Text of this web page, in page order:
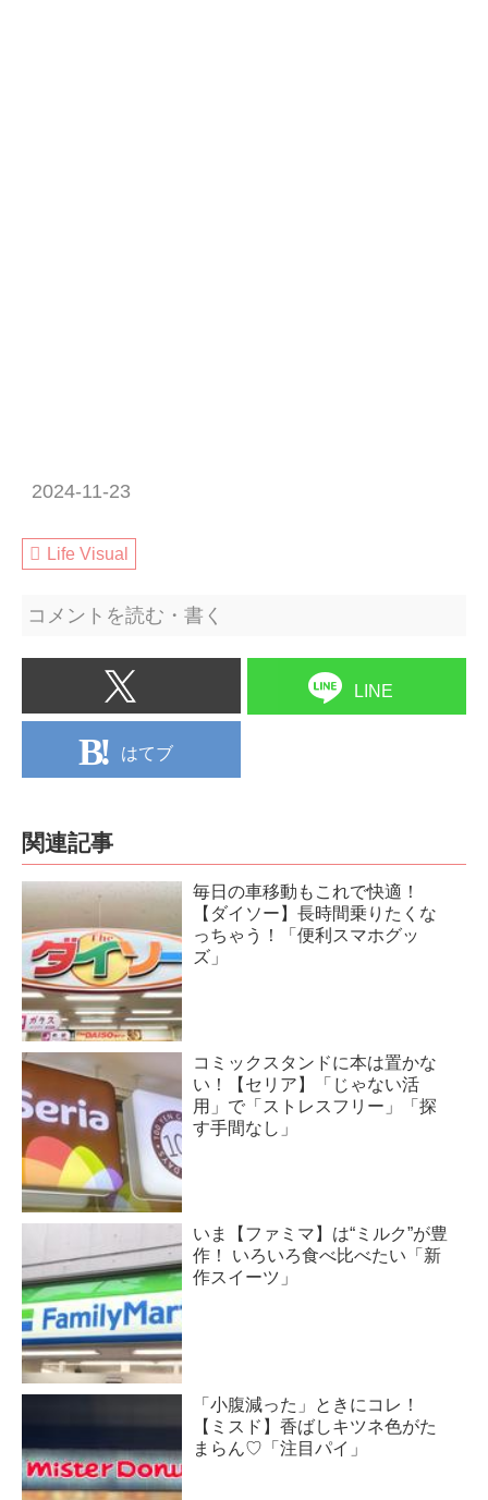
2024-11-23
Life Visual
コメントを読む・書く
LINE
はてブ
関連記事
毎日の車移動もこれで快適！
【ダイソー】長時間乗りたくな
っちゃう！「便利スマホグッ
ズ」
コミックスタンドに本は置かな
い！【セリア】「じゃない活
用」で「ストレスフリー」「探
す手間なし」
いま【ファミマ】は“ミルク”が豊
作！ いろいろ食べ比べたい「新
作スイーツ」
「小腹減った」ときにコレ！
【ミスド】香ばしキツネ色がた
まらん♡「注目パイ」